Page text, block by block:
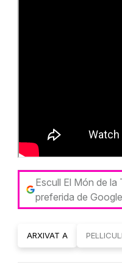
Escull El Món de
preferida de Google
ARXIVAT A